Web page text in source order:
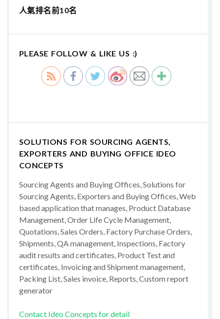
人氣排名前10名
PLEASE FOLLOW & LIKE US :)
SOLUTIONS FOR SOURCING AGENTS,
EXPORTERS AND BUYING OFFICE IDEO
CONCEPTS
Sourcing Agents and Buying Offices, Solutions for
Sourcing Agents, Exporters and Buying Offices, Web
based application that manages, Product Database
Management, Order Life Cycle Management,
Quotations, Sales Orders, Factory Purchase Orders,
Shipments, QA management, Inspections, Factory
audit results and certificates, Product Test and
certificates, Invoicing and Shipment management,
Packing List, Sales invoice, Reports, Custom report
generator
Contact Ideo Concepts for detail